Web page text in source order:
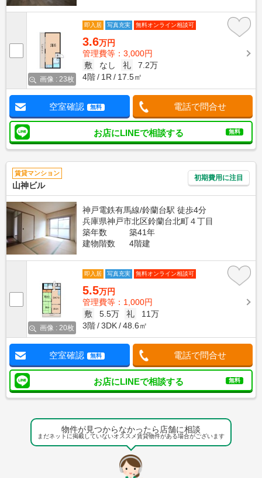
画像 : 23枚
即入居 写真充実 無料オンライン相談可
3.6万円
管理費等：3,000円
敷
なし 礼
7.2万
4階
1R 17.5㎡
空室確認 無料 電話で問合せ
お店にLINEで相談する 無料
賃貸マンション
山神ビル
初期費用に注目
神戸電鉄有馬線/鈴蘭台駅 徒歩4分
兵庫県神戸市北区鈴蘭台北町４丁目
築年数
築41年
建物階数
4階建
画像 : 20枚
即入居 写真充実 無料オンライン相談可
5.5万円
管理費等：1,000円
敷
5.5万 礼
11万
3階
3DK 48.6㎡
空室確認 無料 電話で問合せ
お店にLINEで相談する 無料
物件が見つからなかったら店舗に相談
まだネットに掲載していないオススメ賃貸物件がある場合がございます